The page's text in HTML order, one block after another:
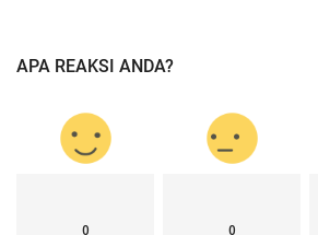
APA REAKSI ANDA?
0 0